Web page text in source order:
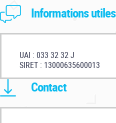
Informations utiles
UAI : 033 32 32 J
SIRET : 13000635600013
Contact